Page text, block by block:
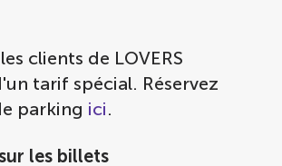
clients de LOVERS
tarif spécial. Réservez
parking ici.
les billets